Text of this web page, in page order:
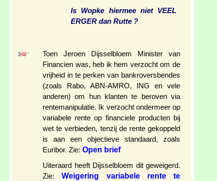
Is Wopke hiermee niet VEEL
ERGER dan Rutte ?
Toen Jeroen Dijsselbloem Minister van
Financien was, heb ik hem verzocht om de
vrijheid in te perken van bankroversbendes
(zoals Rabo, ABN-AMRO, ING en vele
anderen) om hun klanten te beroven via
rentemanipulatie. Ik verzocht ondermeer op
variabele rente op financiele producten bij
wet te verbieden, tenzij de rente gekoppeld
is aan een objectieve standaard, zoals
Euribor. Zie: Open brief
Uiteraard heeft Dijsselbloem dit geweigerd.
Zie:Weigering variabele rente te